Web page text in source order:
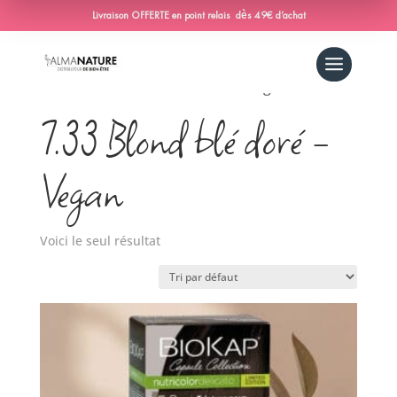
Livraison OFFERTE en point relais dès 49€ d’achat
Accueil/ Produit Couleur-nutricolor-
7.33 Blond blé doré -
Vegan
Voici le seul résultat